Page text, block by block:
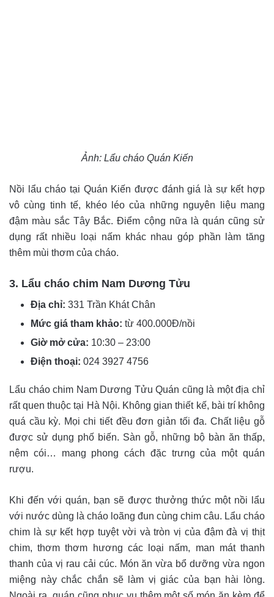
Ảnh: Lẩu cháo Quán Kiến
Nồi lẩu cháo tại Quán Kiến được đánh giá là sự kết hợp
vô cùng tinh tế, khéo léo của những nguyên liệu mang
đậm màu sắc Tây Bắc. Điểm cộng nữa là quán cũng sử
dụng rất nhiều loại nấm khác nhau góp phần làm tăng
thêm mùi thơm của cháo.
3. Lẩu cháo chim Nam Dương Tửu
Địa chỉ: 331 Trần Khát Chân
Mức giá tham khảo: từ 400.000Đ/nồi
Giờ mở cửa: 10:30 – 23:00
Điện thoại: 024 3927 4756
Lẩu cháo chim Nam Dương Tửu Quán cũng là một địa chỉ
rất quen thuộc tại Hà Nội. Không gian thiết kế, bài trí không
quá cầu kỳ. Mọi chi tiết đều đơn giản tối đa. Chất liệu gỗ
được sử dụng phố biến. Sàn gỗ, những bộ bàn ăn thấp,
nệm cói… mang phong cách đặc trưng của một quán
rượu.
Khi đến với quán, bạn sẽ được thưởng thức một nồi lẩu
với nước dùng là cháo loãng đun cùng chim câu. Lẩu cháo
chim là sự kết hợp tuyệt vời và tròn vị của đậm đà vị thịt
chim, thơm thơm hương các loại nấm, man mát thanh
thanh của vị rau cải cúc. Món ăn vừa bổ dưỡng vừa ngon
miệng nàychắc chắn sẽ làm vị giác của bạn hài lòng.